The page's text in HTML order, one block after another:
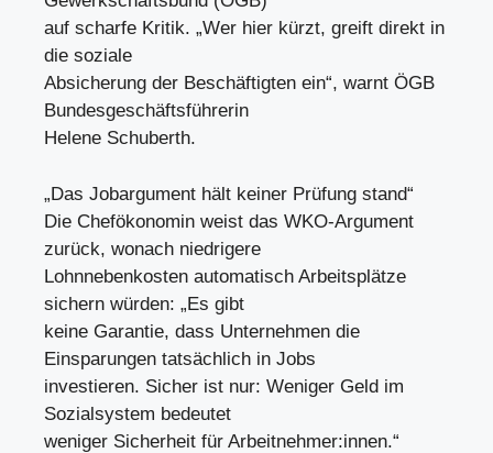
auf scharfe Kritik. „Wer hier kürzt, greift direkt in
die soziale
Absicherung der Beschäftigten ein“, warnt ÖGB
Bundesgeschäftsführerin
Helene Schuberth.
„Das Jobargument hält keiner Prüfung stand“
Die Chefökonomin weist das WKO-Argument
zurück, wonach niedrigere
Lohnnebenkosten automatisch Arbeitsplätze
sichern würden: „Es gibt
keine Garantie, dass Unternehmen die
Einsparungen tatsächlich in Jobs
investieren. Sicher ist nur: Weniger Geld im
Sozialsystem bedeutet
weniger Sicherheit für Arbeitnehmer:innen.“